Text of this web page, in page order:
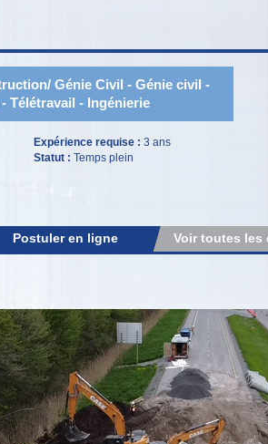
Génie Civil - Génie civil -
Télétravail - Ingénierie
Expérience requise : 3 ans
Statut : Temps plein
Voir toutes les
Postuler en ligne